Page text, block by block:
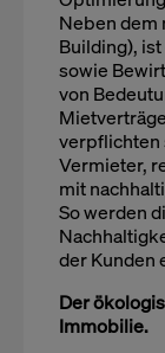
Neben dem
Building),
sowie
von
verpflichten
Vermieter,
mit
So werden
der Kunden
Der
Immobilie.